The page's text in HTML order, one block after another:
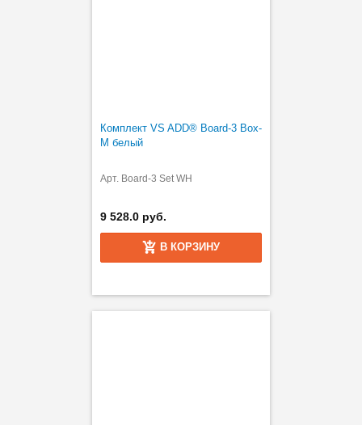
Комплект VS ADD® Board-3 Box-
M белый
Арт. Board-3 Set WH
9 528.0 руб.
В КОРЗИНУ